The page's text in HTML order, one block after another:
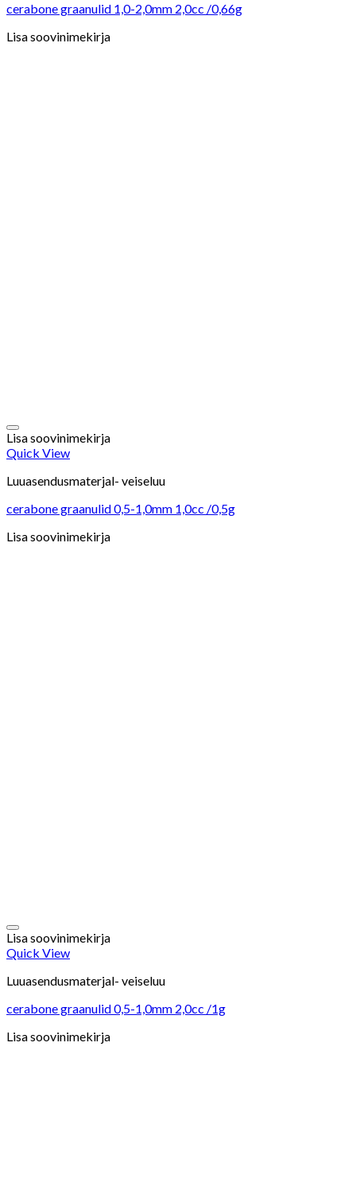
cerabone graanulid 1,0-2,0mm 2,0cc /0,66g
Lisa soovinimekirja
Lisa soovinimekirja
Quick View
Luuasendusmaterjal- veiseluu
cerabone graanulid 0,5-1,0mm 1,0cc /0,5g
Lisa soovinimekirja
Lisa soovinimekirja
Quick View
Luuasendusmaterjal- veiseluu
cerabone graanulid 0,5-1,0mm 2,0cc /1g
Lisa soovinimekirja